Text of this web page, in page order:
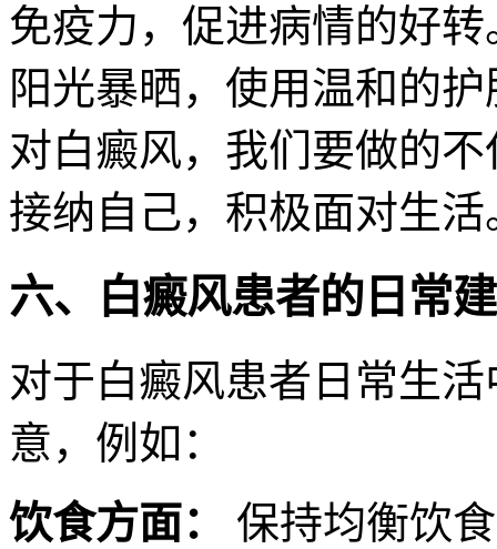
免疫力，促进病情的好
阳光暴晒，使用温和的
对白癜风，我们要做的
接纳自己，积极面对生活
六、白癜风患者的日常
对于白癜风患者日常生
意，例如：
饮食方面：
保持均衡饮